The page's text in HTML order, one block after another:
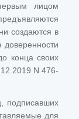
лицом
создаются в
конца своих
N 476-
подписавших
для